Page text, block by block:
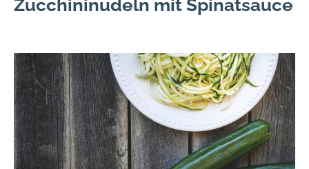
Zucchininudeln mit Spinatsauce